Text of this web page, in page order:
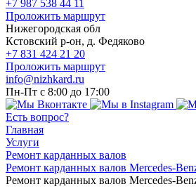
+7 987 538 44 11
Проложить маршрут
Нижегородская обл
Кстовский р-он, д. Федяково
+7 831 424 21 20
Проложить маршрут
info@nizhkard.ru
Пн-Пт с 8:00 до 17:00
Есть вопрос?
Главная
Услуги
Ремонт карданных валов
Ремонт карданных валов Mercedes-
Ремонт карданных валов Mercedes-